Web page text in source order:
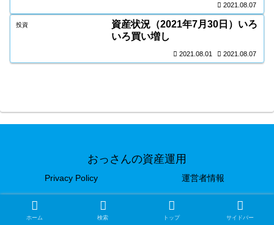
2021.08.07
投資
資産状況（2021年7月30日）いろ
いろ買い増し
2021.08.01 2021.08.07
おっさんの資産運用
Privacy Policy 運営者情報
© 2020 おっさんの資産運用.
ホーム 検索 トップ サイドバー